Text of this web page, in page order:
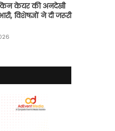
केयर की अनदेखी
विशेषज्ञों ने दी जरूरी